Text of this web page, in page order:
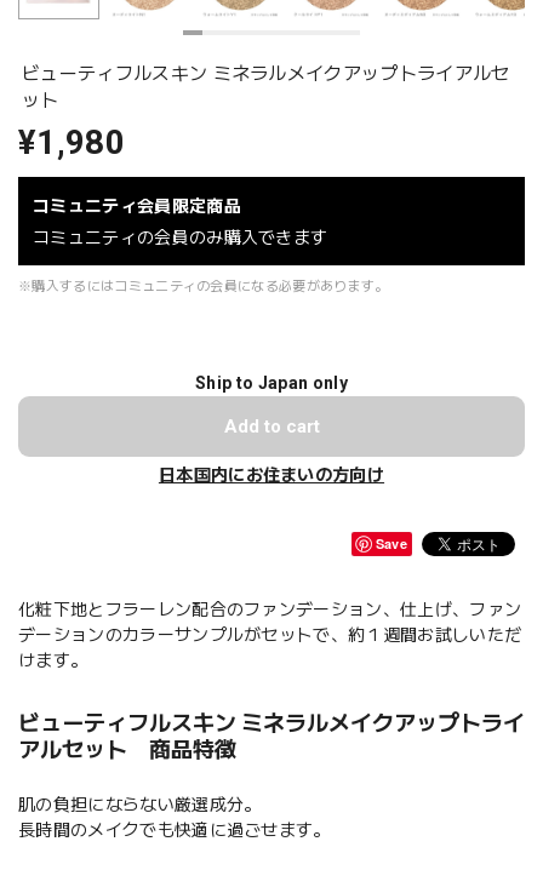
ビューティフルスキン ミネラルメイクアップトライアルセ
ット
¥1,980
コミュニティ会員限定商品
コミュニティの会員のみ購入できます
※購入するにはコミュニティの会員になる必要があります。
Ship to Japan only
Add to cart
日本国内にお住まいの方向け
Save
化粧下地とフラーレン配合のファンデーション、仕上げ、ファン
デーションのカラーサンプルがセットで、約１週間お試しいただ
けます。
ビューティフルスキン ミネラルメイクアップトライ
アルセット 商品特徴
肌の負担にならない厳選成分。
長時間のメイクでも快適に過ごせます。